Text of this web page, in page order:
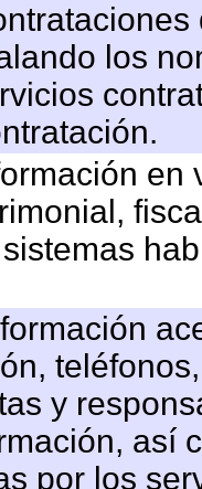
los
y
así
por los